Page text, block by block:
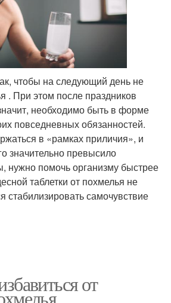
чтобы на следующий день не
. При этом после праздников
необходимо быть в форме
повседневных обязанностей.
в «рамках приличия», и
значительно превысило
нужно помочь организму быстрее
таблетки от похмелья не
стабилизировать самочувствие
от